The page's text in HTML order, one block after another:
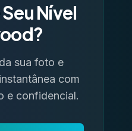
Nível
sua foto e
com
e confidencial.